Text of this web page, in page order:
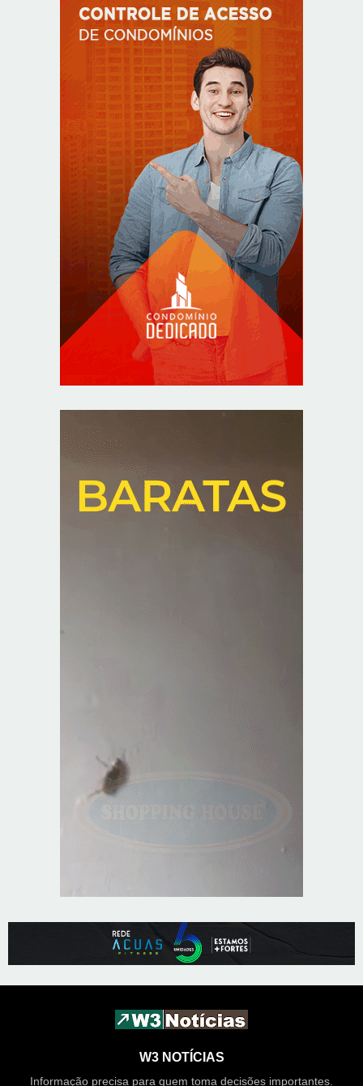
W3 NOTÍCIAS
Informação precisa para quem toma decisões importantes.